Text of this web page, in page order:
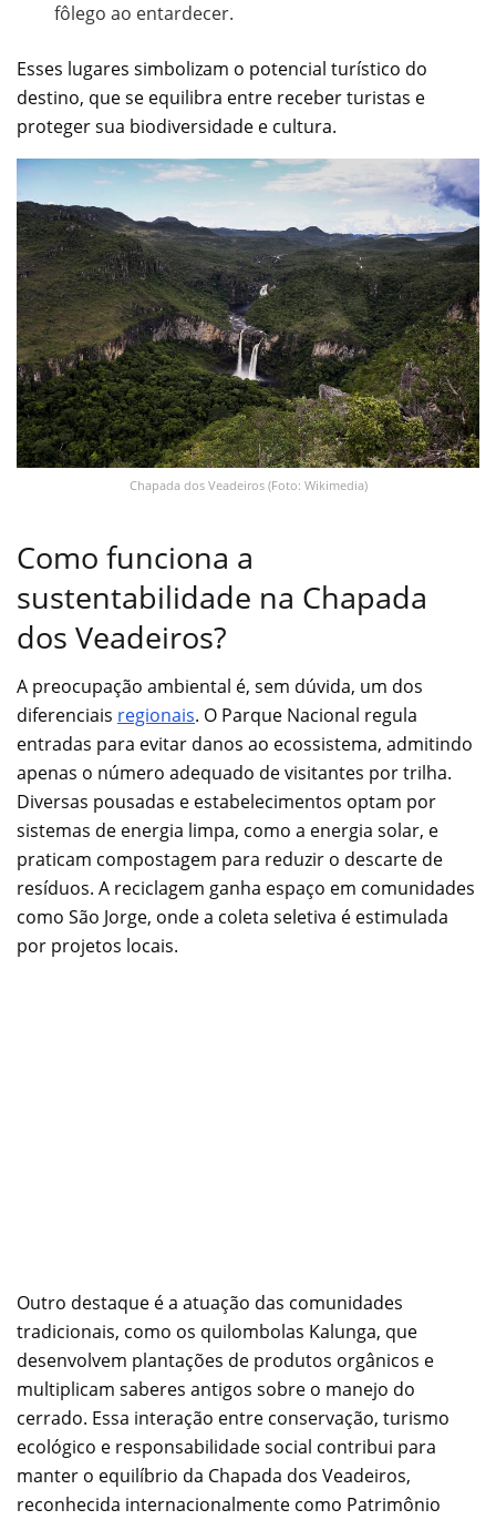
fôlego ao entardecer.
Esses lugares simbolizam o potencial turístico do
destino, que se equilibra entre receber turistas e
proteger sua biodiversidade e cultura.
Chapada dos Veadeiros (Foto: Wikimedia)
Como funciona a
sustentabilidade na Chapada
dos Veadeiros?
A preocupação ambiental é, sem dúvida, um dos
diferenciais regionais. O Parque Nacional regula
entradas para evitar danos ao ecossistema, admitindo
apenas o número adequado de visitantes por trilha.
Diversas pousadas e estabelecimentos optam por
sistemas de energia limpa, como a energia solar, e
praticam compostagem para reduzir o descarte de
resíduos. A reciclagem ganha espaço em comunidades
como São Jorge, onde a coleta seletiva é estimulada
por projetos locais.
Outro destaque é a atuação das comunidades
tradicionais, como os quilombolas Kalunga, que
desenvolvem plantações de produtos orgânicos e
multiplicam saberes antigos sobre o manejo do
cerrado. Essa interação entre conservação, turismo
ecológico e responsabilidade social contribui para
manter o equilíbrio da Chapada dos Veadeiros,
reconhecida internacionalmente como Patrimônio